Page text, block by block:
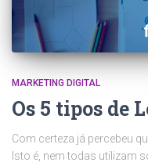
MARKETING DIGITAL
Os 5 tipos de
Com certeza já percebeu
Isto é, nem todas utilizam